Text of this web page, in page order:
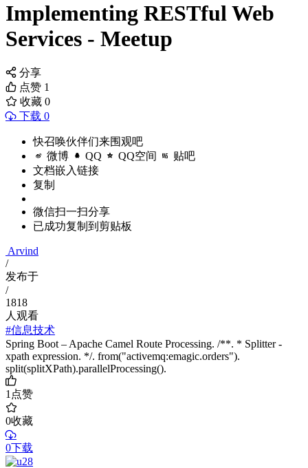
Implementing RESTful Web
Services - Meetup
分享
点赞 1
收藏 0
下载 0
快召唤伙伴们来围观吧
微博 QQ QQ空间 贴吧
文档嵌入链接
复制
微信扫一扫分享
已成功复制到剪贴板
Arvind
/
发布于
/
1818
人观看
#信息技术
Spring Boot – Apache Camel Route Processing. /**. * Splitter -
xpath expression. */. from("activemq:emagic.orders").
split(splitXPath).parallelProcessing().
1点赞
0收藏
0下载